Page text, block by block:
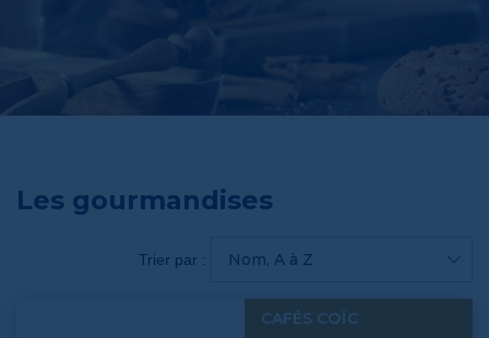
Les gourmandises
Trier par : Nom, A à Z
CAFÉS COÏC